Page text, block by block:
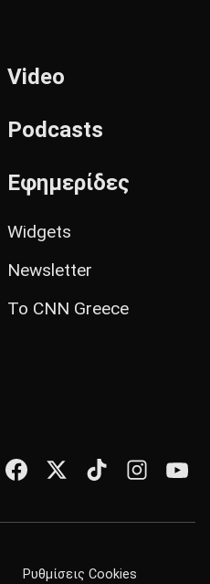
Video
Podcasts
Εφημερίδες
Widgets
Newsletter
Το CNN Greece
Ρυθμίσεις Cookies